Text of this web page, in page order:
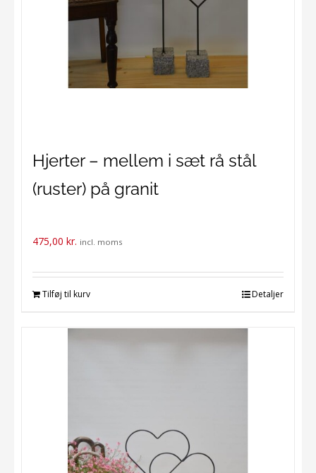
Hjerter – mellem i sæt rå stål
(ruster) på granit
475,00 kr. incl. moms
Tilføj til kurv Detaljer